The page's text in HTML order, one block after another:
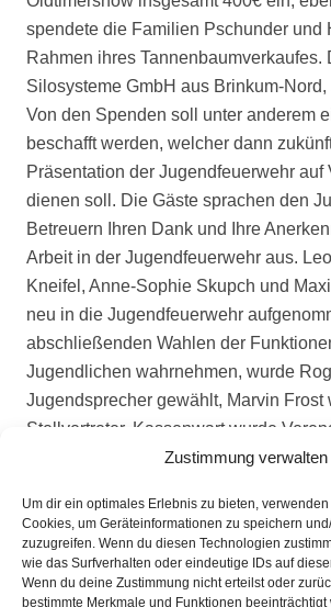
Zustimmung verwalten
Um dir ein optimales Erlebnis zu bieten,
Cookies, um Geräteinformationen zu speichern
zuzugreifen. Wenn du diesen Technologien
wie das Surfverhalten oder eindeutige IDs auf
Wenn du deine Zustimmung nicht erteilst oder
bestimmte Merkmale und Funktionen beeinträchtigt
spendete die Familien Pschunder und
Rahmen ihres Tannenbaumverkaufes.
Silosysteme GmbH aus Brinkum-
Von den Spenden soll unter anderem
beschafft werden, welcher dann
Präsentation der Jugendfeuerwehr auf
dienen soll. Die Gäste sprachen den
Betreuern Ihren Dank und Ihre
Arbeit in der Jugendfeuerwehr aus.
Kneifel, Anne-Sophie Skupch und
neu in die Jugendfeuerwehr
abschließenden Wahlen der
Jugendlichen wahrnehmen, wurde
Jugendsprecher gewählt, Marvin Frost
Stellvertreter. Kassenwart wurde
stellvertretender Kassenwart ist Nils
Finn Wohnig.